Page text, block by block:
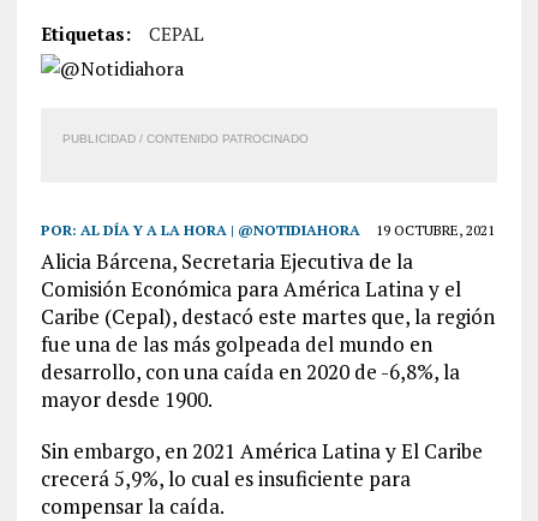
Etiquetas: CEPAL
PUBLICIDAD / CONTENIDO PATROCINADO
POR: AL DÍA Y A LA HORA | @NOTIDIAHORA 19 OCTUBRE, 2021
Alicia Bárcena, Secretaria Ejecutiva de la
Comisión Económica para América Latina y el
Caribe (Cepal), destacó este martes que, la región
fue una de las más golpeada del mundo en
desarrollo, con una caída en 2020 de -6,8%, la
mayor desde 1900.
Sin embargo, en 2021 América Latina y El Caribe
crecerá 5,9%, lo cual es insuficiente para
compensar la caída.